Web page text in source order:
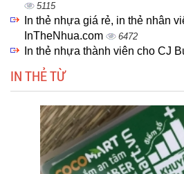
5115
In thẻ nhựa giá rẻ, in thẻ nhân
InTheNhua.com
6472
In thẻ nhựa thành viên cho CJ
IN THẺ TỪ